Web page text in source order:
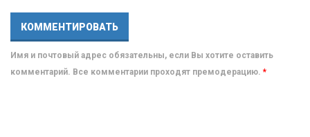
Имя и почтовый адрес обязательны, если Вы хотите оставить
комментарий. Все комментарии проходят премодерацию. *